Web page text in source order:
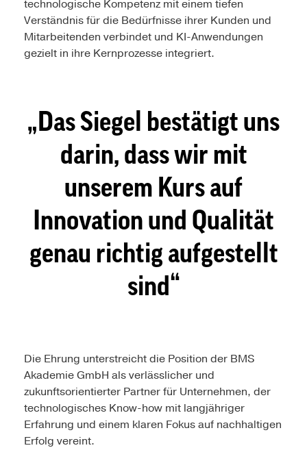
technologische Kompetenz mit einem tiefen
Verständnis für die Bedürfnisse ihrer Kunden und
Mitarbeitenden verbindet und KI-Anwendungen
gezielt in ihre Kernprozesse integriert.
Das Siegel bestätigt uns
darin, dass wir mit
unserem Kurs auf
Innovation und Qualität
genau richtig aufgestellt
sind
Die Ehrung unterstreicht die Position der BMS
Akademie GmbH als verlässlicher und
zukunftsorientierter Partner für Unternehmen, der
technologisches Know-how mit langjähriger
Erfahrung und einem klaren Fokus auf nachhaltigen
Erfolg vereint.